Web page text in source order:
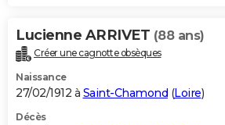
Lucienne ARRIVET (88 ans)
Créer une cagnotte obsèques
Naissance
27/02/1912 à Saint-Chamond (Loire)
Décès